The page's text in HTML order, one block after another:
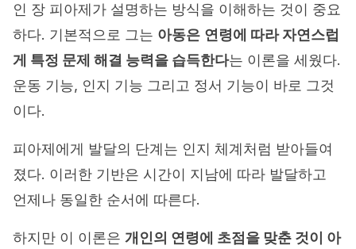
인 장 피아제가 설명하는 방식을 이해하는 것이 중요
하다. 기본적으로 그는 아동은 연령에 따라 자연스럽
게 특정 문제 해결 능력을 습득한다는 이론을 세웠다.
운동 기능, 인지 기능 그리고 정서 기능이 바로 그것
이다.
피아제에게 발달의 단계는 인지 체계처럼 받아들여
졌다. 이러한 기반은 시간이 지남에 따라 발달하고
언제나 동일한 순서에 따른다.
하지만 이 이론은 개인의 연령에 초점을 맞춘 것이 아